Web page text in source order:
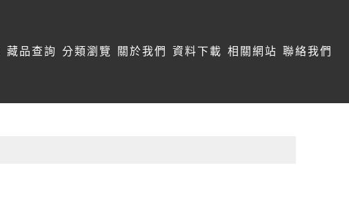
藏品查詢 分類瀏覽 關於我們 資料下載 相關網站 聯絡我們